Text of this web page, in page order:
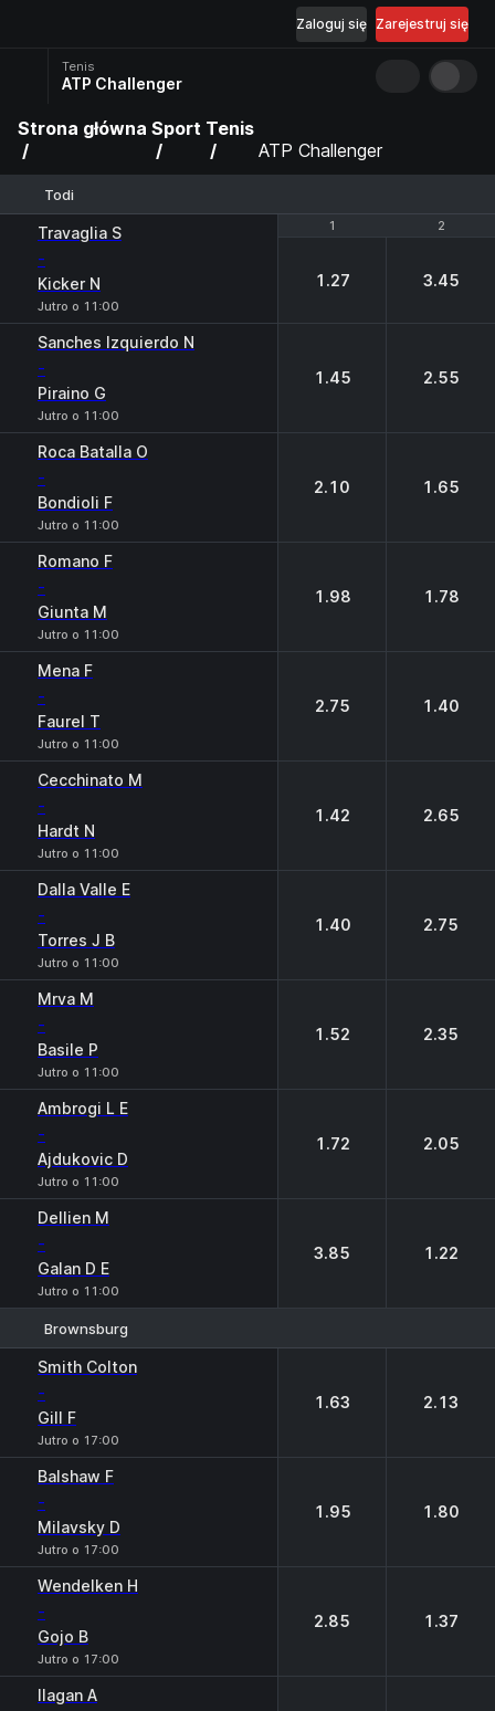
Zarejestruj się
Zaloguj się
Tenis
ATP Challenger
Strona główna Sport Tenis
ATP Challenger
Todi
1 2
Travaglia S
-
Kicker N
Jutro o 11:00
1 2
1.27 3.45
Sanches Izquierdo N
-
Piraino G
Jutro o 11:00
1.45 2.55
Roca Batalla O
-
Bondioli F
Jutro o 11:00
2.10 1.65
Romano F
-
Giunta M
Jutro o 11:00
1.98 1.78
Mena F
-
Faurel T
Jutro o 11:00
2.75 1.40
Cecchinato M
-
Hardt N
Jutro o 11:00
1.42 2.65
Dalla Valle E
-
Torres J B
Jutro o 11:00
1.40 2.75
Mrva M
-
Basile P
Jutro o 11:00
1.52 2.35
Ambrogi L E
-
Ajdukovic D
Jutro o 11:00
1.72 2.05
Dellien M
-
Galan D E
Jutro o 11:00
3.85 1.22
Brownsburg
Smith Colton
-
Gill F
Jutro o 17:00
1.63 2.13
Balshaw F
-
Milavsky D
Jutro o 17:00
1.95 1.80
Wendelken H
-
Gojo B
Jutro o 17:00
2.85 1.37
Ilagan A